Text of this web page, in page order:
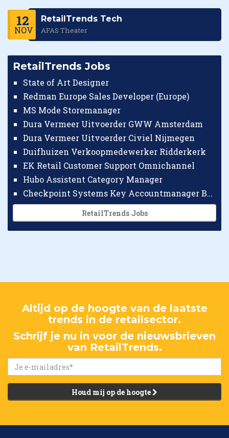
12
NOV
RetailTrends Tech
AFAS Theater
RetailTrends Jobs
State of Art Designer
Redman Europe Sales Developer (Europe)
MS Mode Storemanager
Dura Vermeer Uitvoerder GWW Amsterdam
Dura Vermeer Uitvoerder Civiel Nijmegen
Duifhuizen Verkoopmedewerker Ridderkerk
EK Retail Customer Support Omnichannel
Hubo Assistent Category Manager
Checkpoint Systems Key Accountmanager Benelux
RetailTrends Jobs
Altijd op de hoogte van de laatste
trends in de retailsector.
Schrijf je nu in voor de nieuwsbrieven
van RetailTrends.
Houd mij op de hoogte